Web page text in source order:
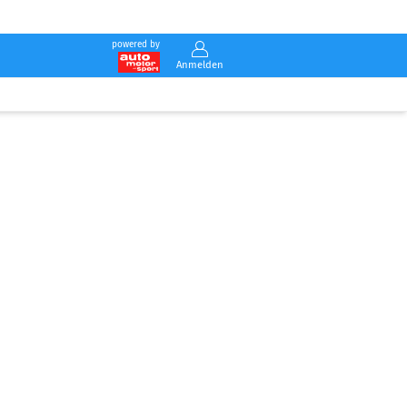
powered by
Anmelden